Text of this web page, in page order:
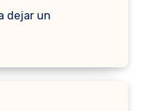
dejar un